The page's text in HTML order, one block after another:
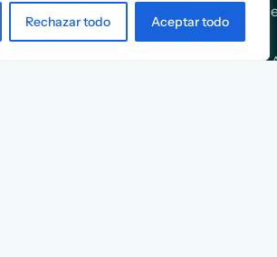
Rechazar todo Aceptar todo
Conditions
Contact